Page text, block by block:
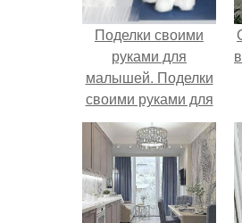
Поделки своими
руками для
малышей. Поделки
своими руками для
детей из бумаги и
картона